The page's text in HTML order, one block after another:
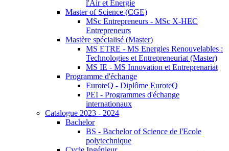
l'Air et Energie
Master of Science (CGE)
MSc Entrepreneurs - MSc X-HEC
Entrepreneurs
Mastère spécialisé (Master)
MS ETRE - MS Energies Renouvelables :
Technologies et Entrepreneuriat (Master)
MS IE - MS Innovation et Entreprenariat
Programme d'échange
EuroteQ - Diplôme EuroteQ
PEI - Programmes d'échange
internationaux
Catalogue 2023 - 2024
Bachelor
BS - Bachelor of Science de l'Ecole
polytechnique